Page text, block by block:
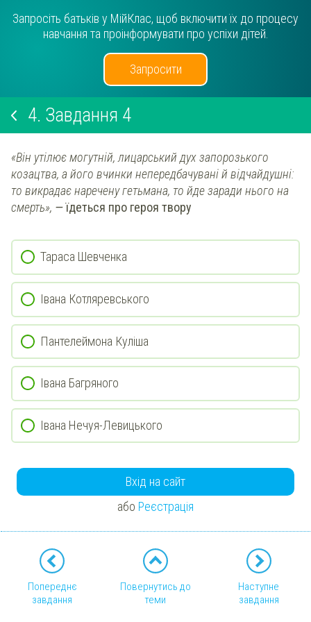
Запросіть батьків у МійКлас, щоб включити їх до процесу
навчання та проінформувати про успіхи дітей.
Запросити
4. Завдання 4
«Він утілює могутній, лицарський дух запорозького
козацтва, а його вчинки непередбачувані й відчайдушні:
то викрадає наречену гетьмана, то йде заради нього на
смерть», —їдеться про героя твору
Тараса Шевченка
Івана Котляревського
Пантелеймона Куліша
Івана Багряного
Івана Нечуя-Левицького
Вхід на сайт
або Реєстрація
Попереднє
завдання
Повернутись до
теми
Наступне
завдання